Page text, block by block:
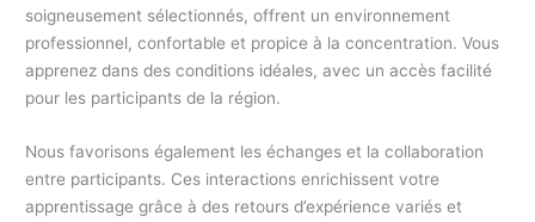
soigneusement sélectionnés, offrent un environnement
professionnel, confortable et propice à la concentration. Vous
apprenez dans des conditions idéales, avec un accès facilité
pour les participants de la région.
Nous favorisons également les échanges et la collaboration
entre participants. Ces interactions enrichissent votre
apprentissage grâce à des retours d’expérience variés et